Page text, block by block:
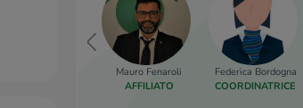
Mauro Fenaroli
AFFILIATO
Federica Bordogna
COORDINATRICE